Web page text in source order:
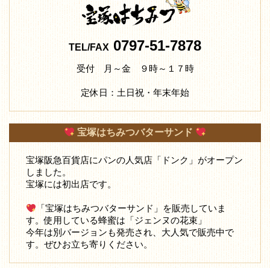
TEL/FAX0797-51-7878
受付 月～金 ９時～１７時
定休日：土日祝・年末年始
宝塚はちみつバターサンド
宝塚阪急百貨店にパンの人気店「ドンク」がオープン
しました。
宝塚には初出店です。
「宝塚はちみつバターサンド」を販売していま
す。使用している蜂蜜は「ジェンヌの花束」
今年は別バージョンも発売され、大人気で販売中で
す。ぜひお立ち寄りください。